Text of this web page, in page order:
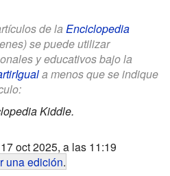
de la Enciclopedia
se puede utilizar
y educativos bajo la
a menos que se indique
Kiddle.
oct 2025, a las 11:19
una edición.